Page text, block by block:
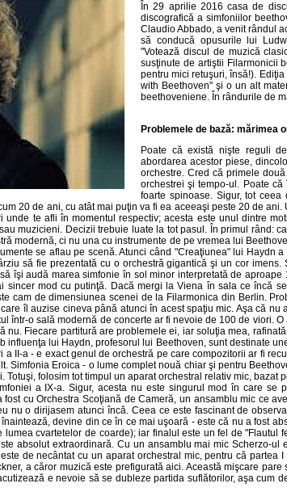
În 29 aprilie 2016 casa de
discografică a simfoniilor
Claudio Abbado, a venit rândul
să conducă opusurile lui
"Votează discul de muzică
susţinute de artiştii Filarmonicii
pentru mici retuşuri, însă!).
with Beethoven" şi o un alt
beethoveniene. În rândurile de
Problemele de bază: mărimea
Poate că există nişte reguli
abordarea acestor piese,
orchestre. Cred că primele
orchestrei şi tempo-ul. Poate
foarte spinoase. Sigur, tot
20 de ani, cu atât mai puţin va fi ea aceeaşi peste 20 de
te afli în momentul respectiv; acesta este unul dintre
muzicieni. Decizii trebuie luate la tot pasul. În primul rând:
modernă, ci nu una cu instrumente de pe vremea lui
se aflau pe scenă. Atunci când "Creaţiunea" lui Haydn
să fie prezentată cu o orchestră gigantică şi un cor
îşi audă marea simfonie în sol minor interpretată de
mod cu putinţă. Dacă mergi la Viena în sala ce încă
cam de dimensiunea scenei de la Filarmonica din Berlin.
îl auzise cineva până atunci în acest spaţiu mic. Aşa că
într-o sală modernă de concerte ar fi nevoie de 100 de viori.
nu. Fiecare partitură are problemele ei, iar soluţia mea,
influenţa lui Haydn, profesorul lui Beethoven, sunt destinate
II-a - e exact genul de orchestră pe care compozitorii ar fi
Simfonia Eroica - o lume complet nouă chiar şi pentru
folosim tot timpul un aparat orchestral relativ mic,
a IX-a. Sigur, acesta nu este singurul mod în care se
cu Orchestra Scoţiană de Cameră, un ansamblu mic ce
nu o dirijasem atunci încă. Ceea ce este fascinant de
devine din ce în ce mai uşoară - este că nu a fost
lumea cvartetelor de coarde); iar finalul este un fel de
absolut extraordinară. Cu un ansamblu mai mic Scherzo-
de necântat cu un aparat orchestral mic, pentru că partea
a căror muzică este prefigurată aici. Această mişcare
e nevoie să se dubleze partida suflătorilor, aşa cum